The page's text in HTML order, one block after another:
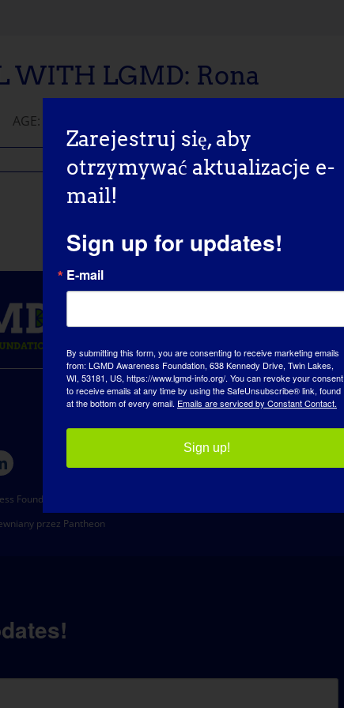
WITH LGMD: Rona
35 Yrs Old COUNTRY: Philippines LGMD [...]
Foundation, Inc
przez Pantheon
Zarejestruj się, aby
otrzymywać aktualizacje e-
mail!
Sign up for updates!
E-mail
By submitting this form, you are consenting to receive marketing emails
from: LGMD Awareness Foundation, 638 Kennedy Drive, Twin Lakes,
WI, 53181, US, https://www.lgmd-info.org/. You can revoke your consent
to receive emails at any time by using the SafeUnsubscribe® link, found
at the bottom of every email. Emails are serviced by Constant Contact.
Sign up!